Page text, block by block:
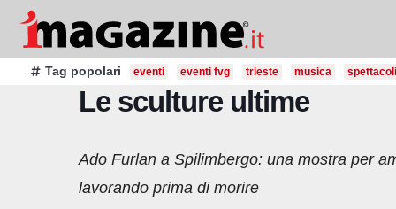
Salta
contenutoTag popolari eventi eventi fvg trieste musica spettacoli
Le sculture ultime
Ado Furlan a Spilimbergo: una mostra per
lavorando prima di morire